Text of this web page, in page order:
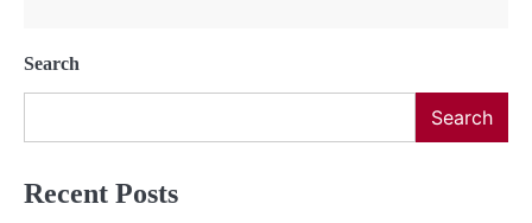
Search
Search
Recent Posts